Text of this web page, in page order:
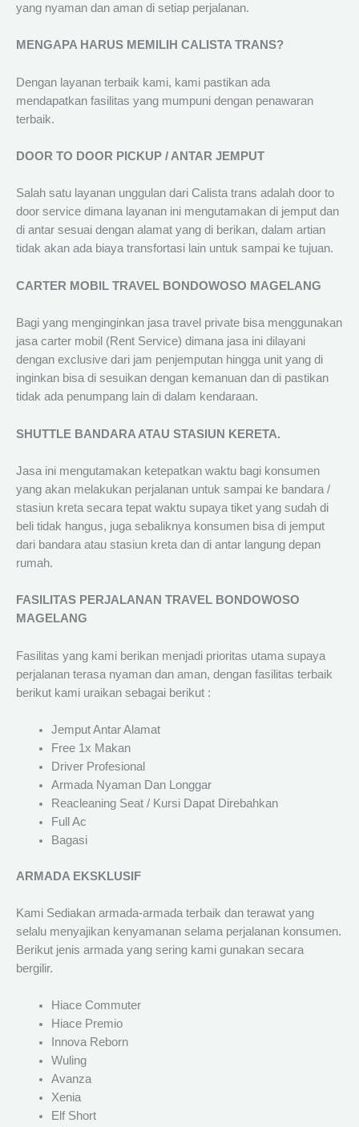
yang nyaman dan aman di setiap perjalanan.
MENGAPA HARUS MEMILIH CALISTA TRANS?
Dengan layanan terbaik kami, kami pastikan ada
mendapatkan fasilitas yang mumpuni dengan penawaran
terbaik.
DOOR TO DOOR PICKUP / ANTAR JEMPUT
Salah satu layanan unggulan dari Calista trans adalah door to
door service dimana layanan ini mengutamakan di jemput dan
di antar sesuai dengan alamat yang di berikan, dalam artian
tidak akan ada biaya transfortasi lain untuk sampai ke tujuan.
CARTER MOBIL TRAVEL BONDOWOSO MAGELANG
Bagi yang menginginkan jasa travel private bisa menggunakan
jasa carter mobil (Rent Service) dimana jasa ini dilayani
dengan exclusive dari jam penjemputan hingga unit yang di
inginkan bisa di sesuikan dengan kemanuan dan di pastikan
tidak ada penumpang lain di dalam kendaraan.
SHUTTLE BANDARA ATAU STASIUN KERETA.
Jasa ini mengutamakan ketepatkan waktu bagi konsumen
yang akan melakukan perjalanan untuk sampai ke bandara /
stasiun kreta secara tepat waktu supaya tiket yang sudah di
beli tidak hangus, juga sebaliknya konsumen bisa di jemput
dari bandara atau stasiun kreta dan di antar langung depan
rumah.
FASILITAS PERJALANAN TRAVEL BONDOWOSO
MAGELANG
Fasilitas yang kami berikan menjadi prioritas utama supaya
perjalanan terasa nyaman dan aman, dengan fasilitas terbaik
berikut kami uraikan sebagai berikut :
Jemput Antar Alamat
Free 1x Makan
Driver Profesional
Armada Nyaman Dan Longgar
Reacleaning Seat / Kursi Dapat Direbahkan
Full Ac
Bagasi
ARMADA EKSKLUSIF
Kami Sediakan armada-armada terbaik dan terawat yang
selalu menyajikan kenyamanan selama perjalanan konsumen.
Berikut jenis armada yang sering kami gunakan secara
bergilir.
Hiace Commuter
Hiace Premio
Innova Reborn
Wuling
Avanza
Xenia
Elf Short